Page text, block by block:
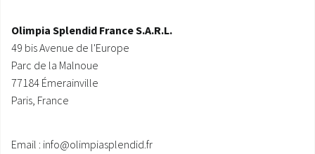
CONTACTS
MONDE OS
Olimpia Splendid France S.A.R.L.
49 bis Avenue de l'Europe
Parc de la Malnoue
77184 Émerainville
Paris, France
Email : info@olimpiasplendid.fr